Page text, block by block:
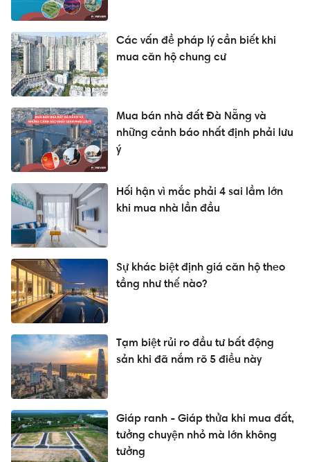
Các vấn đề pháp lý cần biết khi
mua căn hộ chung cư
Mua bán nhà đất Đà Nẵng và
những cảnh báo nhất định phải lưu
ý
Hối hận vì mắc phải 4 sai lầm lớn
khi mua nhà lần đầu
Sự khác biệt định giá căn hộ theo
tầng như thế nào?
Tạm biệt rủi ro đầu tư bất động
sản khi đã nắm rõ 5 điều này
Giáp ranh - Giáp thửa khi mua đất,
tưởng chuyện nhỏ mà lớn không
tưởng